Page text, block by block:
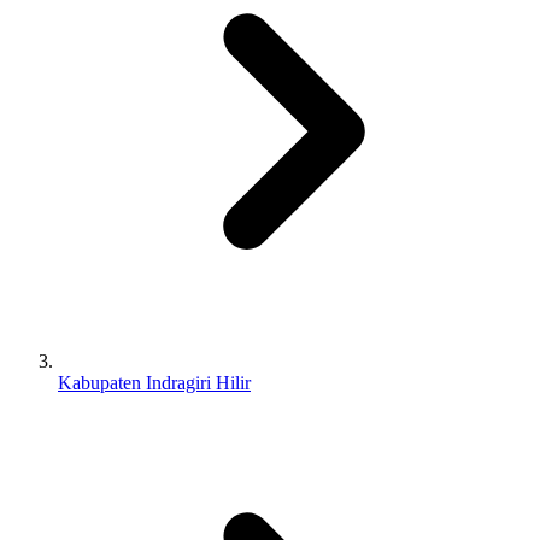
Kabupaten Indragiri Hilir